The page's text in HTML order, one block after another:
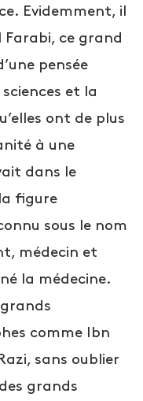
Evidemment, il
Farabi, ce grand
pensée
et la
ont de plus
à une
dans le
figure
sous le nom
médecin et
la médecine.
comme Ibn
sans oublier
grands